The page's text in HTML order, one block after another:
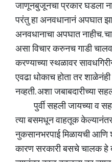
जाणूनबुजूनचा प्रकार घडला
परंतु हा अनवधानानं अपघात
अनवधानाचा अपघात नाहीच.
असा विचार करुनच गाडी
करण्याच्या स्थळावर
एवढा धोकाच होता तर
नव्हती. अशा जबाबदारीच्या
पुर्वी सहली जायच्या व
त्या बसमधून वाहतूक
नुकसानभरपाई मिळायची
कारण सरकारी बसचे चालक हे